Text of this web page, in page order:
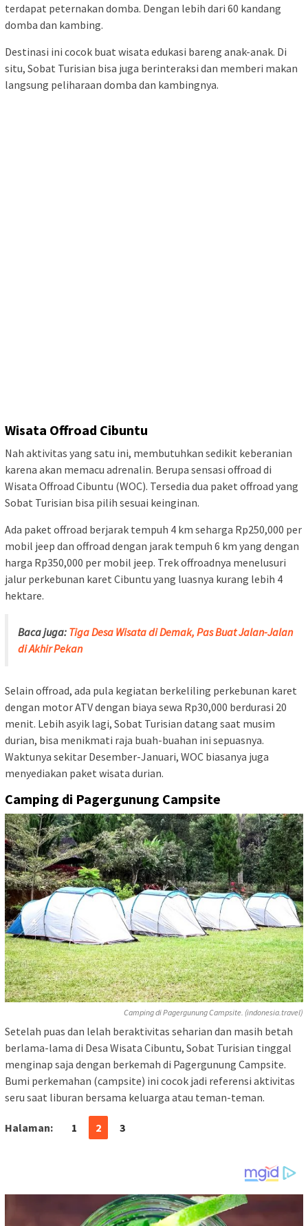
terdapat peternakan domba. Dengan lebih dari 60 kandang
domba dan kambing.
Destinasi ini cocok buat wisata edukasi bareng anak-anak. Di
situ, Sobat Turisian bisa juga berinteraksi dan memberi makan
langsung peliharaan domba dan kambingnya.
Wisata Offroad Cibuntu
Nah aktivitas yang satu ini, membutuhkan sedikit keberanian
karena akan memacu adrenalin. Berupa sensasi offroad di
Wisata Offroad Cibuntu (WOC). Tersedia dua paket offroad yang
Sobat Turisian bisa pilih sesuai keinginan.
Ada paket offroad berjarak tempuh 4 km seharga Rp250,000 per
mobil jeep dan offroad dengan jarak tempuh 6 km yang dengan
harga Rp350,000 per mobil jeep. Trek offroadnya menelusuri
jalur perkebunan karet Cibuntu yang luasnya kurang lebih 4
hektare.
Baca juga: Tiga Desa Wisata di Demak, Pas Buat Jalan-Jalan
di Akhir Pekan
Selain offroad, ada pula kegiatan berkeliling perkebunan karet
dengan motor ATV dengan biaya sewa Rp30,000 berdurasi 20
menit. Lebih asyik lagi, Sobat Turisian datang saat musim
durian, bisa menikmati raja buah-buahan ini sepuasnya.
Waktunya sekitar Desember-Januari, WOC biasanya juga
menyediakan paket wisata durian.
Camping di Pagergunung Campsite
Camping di Pagergunung Campsite. (indonesia.travel)
Setelah puas dan lelah beraktivitas seharian dan masih betah
berlama-lama di Desa Wisata Cibuntu, Sobat Turisian tinggal
menginap saja dengan berkemah di Pagergunung Campsite.
Bumi perkemahan (campsite) ini cocok jadi referensi aktivitas
seru saat liburan bersama keluarga atau teman-teman.
Halaman: 1 2 3